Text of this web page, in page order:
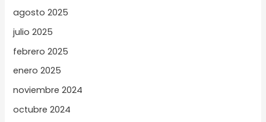
agosto 2025
julio 2025
febrero 2025
enero 2025
noviembre 2024
octubre 2024